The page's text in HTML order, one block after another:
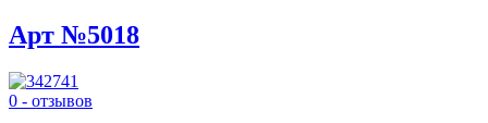
Арт №5018
0 - отзывов